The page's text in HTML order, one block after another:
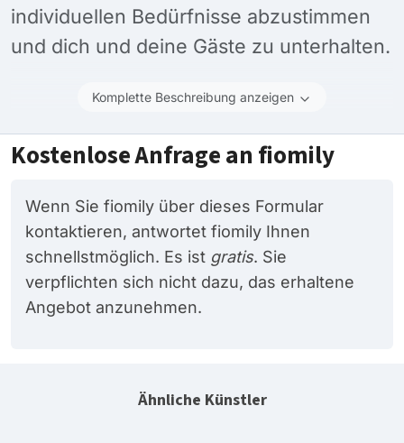
individuellen Bedürfnisse abzustimmen
und dich und deine Gäste zu unterhalten.
Komplette Beschreibung anzeigen
Kostenlose Anfrage an fiomily
Wenn Sie fiomily über dieses Formular
kontaktieren, antwortet fiomily Ihnen
schnellstmöglich. Es ist gratis. Sie
verpflichten sich nicht dazu, das erhaltene
Angebot anzunehmen.
Ähnliche Künstler